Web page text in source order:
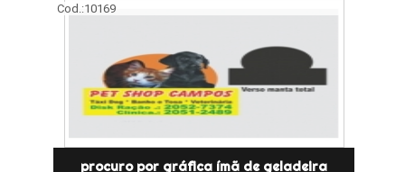
Cod.:10169
procuro por gráfica ímã de geladeira